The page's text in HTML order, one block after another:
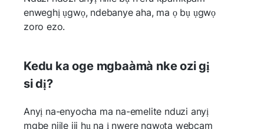
enweghị ụgwọ, ndebanye aha, ma ọ bụ ụgwọ
zoro ezo.
Kedu ka oge mgbaàmà nke ozi gị
si dị?
Anyị na-enyocha ma na-emelite nduzi anyị
mgbe niile iji hụ na ị nwere ngwọta webcam